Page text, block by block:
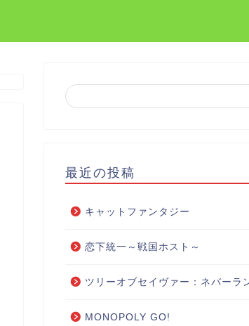
最近の投稿
キャットファンタジー
恋下統一～戦国ホスト～
ツリーオブセイヴァー：ネバーラ
MONOPOLY GO!